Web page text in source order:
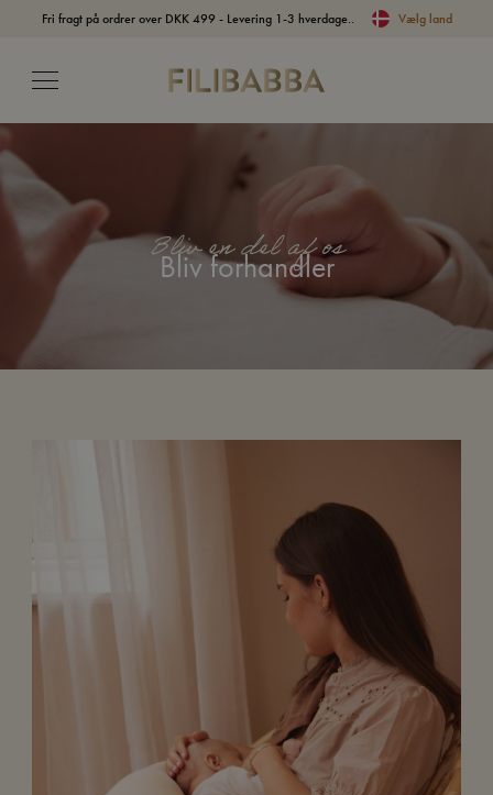
Fri fragt på ordrer over DKK 499 - Levering 1-3 hverdage.. Vælg land
Bliv en del af os
Bliv forhandler